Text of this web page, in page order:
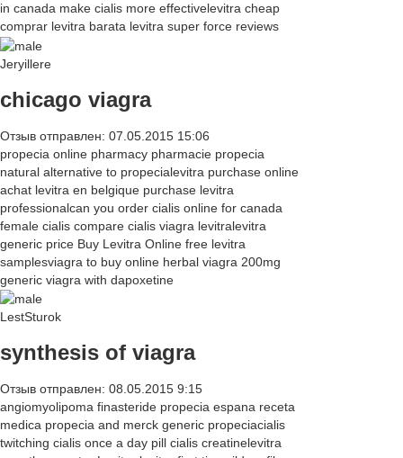
in canada make cialis more effectivelevitra cheap
comprar levitra barata levitra super force reviews
Jeryillere
chicago viagra
Отзыв отправлен: 07.05.2015 15:06
propecia online pharmacy pharmacie propecia
natural alternative to propecialevitra purchase online
achat levitra en belgique purchase levitra
professionalcan you order cialis online for canada
female cialis compare cialis viagra levitralevitra
generic price Buy Levitra Online free levitra
samplesviagra to buy online herbal viagra 200mg
generic viagra with dapoxetine
LestSturok
synthesis of viagra
Отзыв отправлен: 08.05.2015 9:15
angiomyolipoma finasteride propecia espana receta
medica propecia and merck generic propeciacialis
twitching cialis once a day pill cialis creatinelevitra